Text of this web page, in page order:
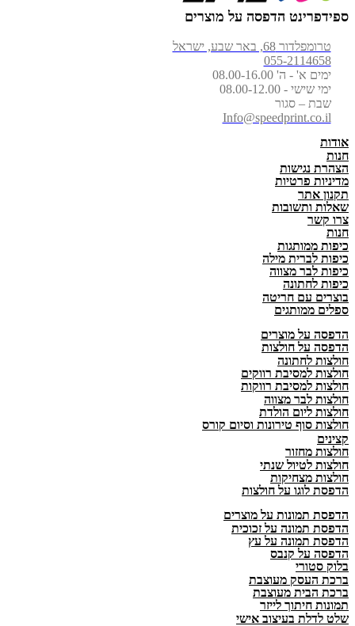
האפשרויות
המוצר
ספידפרינט הדפסה על מוצרים
טרומפלדור 68, באר שבע, ישראל
055-2114658
ימים א' - ה' 08.00-16.00
ימי שישי - 08.00-12.00
שבת – סגור
Info@speedprint.co.il
אודות
חנות
הצהרת נגישות
מדיניות פרטיות
תקנון אתר
שאלות ותשובות
צרו קשר
חנות
כיפות ממותגות
כיפות לברית מילה
כיפות לבר מצווה
כיפות לחתונה
בוצרים עם חריטה
ספלים ממותגים
הדפסה על מוצרים
הדפסה על חולצות
חולצות לחתונה
חולצות למסיבת רווקים
חולצות למסיבת רווקות
חולצות לבר מצווה
חולצות ליום הולדת
חולצות סוף טירונות וסיום קורס
קצינים
חולצות מחזור
חולצות לטיול שנתי
חולצות מצחיקות
הדפסת לוגו על חולצות
הדפסת תמונות על מוצרים
הדפסת תמונה על זכוכית
הדפסת תמונה על עץ
הדפסה על קנבס
בלוק סטורי
ברכת העסק מעוצבת
ברכת הבית מעוצבת
תמונות חיתוך לייזר
שלט לדלת בעיצוב אישי